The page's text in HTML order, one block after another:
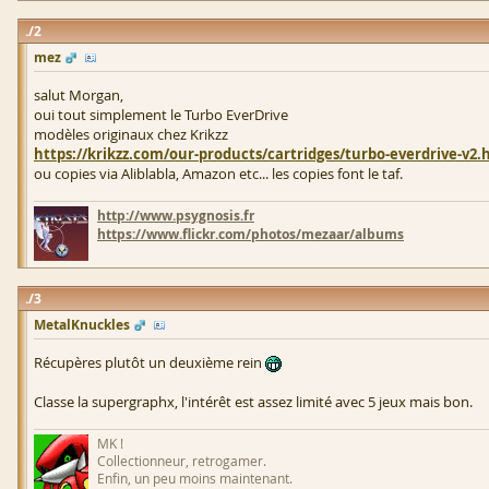
2
mez
salut Morgan,
oui tout simplement le Turbo EverDrive
modèles originaux chez Krikzz
https://krikzz.com/our-products/cartridges/turbo-everdrive-
ou copies via Aliblabla, Amazon etc... les copies font le taf.
http://www.psygnosis.fr
https://www.flickr.com/photos/mezaar/albums
3
MetalKnuckles
Récupères plutôt un deuxième rein
Classe la supergraphx, l'intérêt est assez limité avec 5 jeux mais bon.
MK !
Collectionneur, retrogamer.
Enfin, un peu moins maintenant.